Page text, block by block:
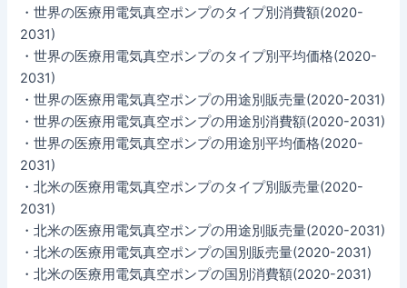
・世界の医療用電気真空ポンプのタイプ別消費額(2020-
2031)
・世界の医療用電気真空ポンプのタイプ別平均価格(2020-
2031)
・世界の医療用電気真空ポンプの用途別販売量(2020-2031)
・世界の医療用電気真空ポンプの用途別消費額(2020-2031)
・世界の医療用電気真空ポンプの用途別平均価格(2020-
2031)
・北米の医療用電気真空ポンプのタイプ別販売量(2020-
2031)
・北米の医療用電気真空ポンプの用途別販売量(2020-2031)
・北米の医療用電気真空ポンプの国別販売量(2020-2031)
・北米の医療用電気真空ポンプの国別消費額(2020-2031)